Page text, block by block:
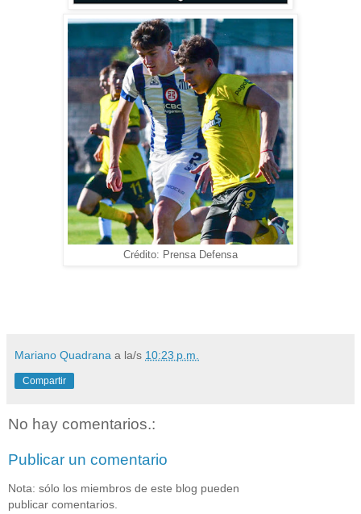
Crédito: Prensa Defensa
Mariano Quadrana a la/s 10:23 p.m.
Compartir
No hay comentarios.:
Publicar un comentario
Nota: sólo los miembros de este blog pueden
publicar comentarios.